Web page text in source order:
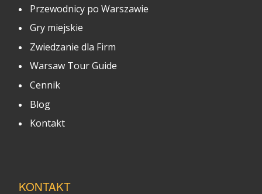
Przewodnicy po Warszawie
Gry miejskie
Zwiedzanie dla Firm
Warsaw Tour Guide
Cennik
Blog
Kontakt
KONTAKT